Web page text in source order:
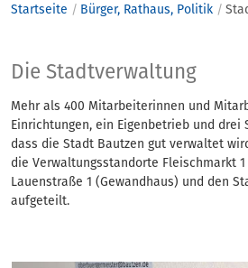
Startseite Bürger, Rathaus, Politik
Die Stadtverwaltung
Mehr als 400 Mitarbeiterinnen und
Einrichtungen, ein Eigenbetrieb und drei
dass die Stadt Bautzen gut verwaltet
die Verwaltungsstandorte Fleischmarkt
Lauenstraße 1 (Gewandhaus) und den
aufgeteilt.